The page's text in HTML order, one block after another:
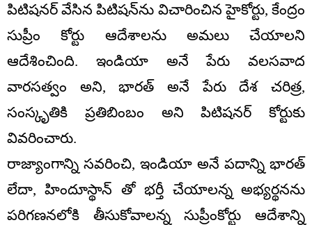
పిటిషనర్ వేసిన పిటిషన్‌ను విచారించిన హైకోర్టు, కేంద్రం
సుప్రీం కోర్టు ఆదేశాలను అమలు చేయాలని
ఆదేశించింది. ఇండియా అనే పేరు వలసవాద
వారసత్వం అని, భారత్ అనే పేరు దేశ చరిత్ర,
సంస్కృతికి ప్రతిబింబం అని పిటిషనర్ కోర్టుకు
వివరించారు.
రాజ్యాంగాన్ని సవరించి, ఇండియా అనే పదాన్ని భారత్
లేదా, హిందూస్థాన్ తో భర్తీ చేయాలన్న అభ్యర్థనను
పరిగణనలోకి తీసుకోవాలన్న సుప్రీంకోర్టు ఆదేశాన్ని